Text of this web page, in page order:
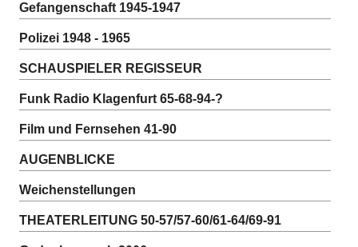
Gefangenschaft 1945-1947
Polizei 1948 - 1965
SCHAUSPIELER REGISSEUR
Funk Radio Klagenfurt 65-68-94-?
Film und Fernsehen 41-90
AUGENBLICKE
Weichenstellungen
THEATERLEITUNG 50-57/57-60/61-64/69-91